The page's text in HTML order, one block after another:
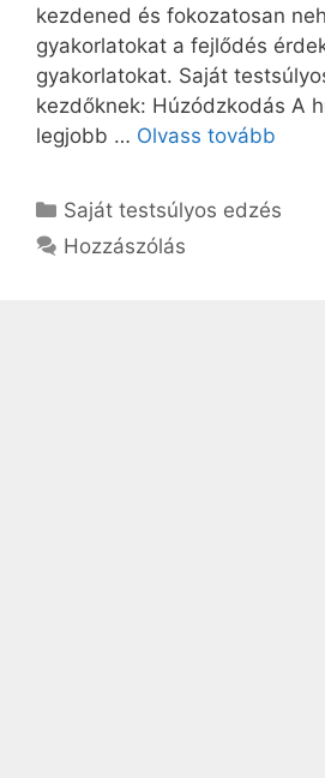
kezdened és fokozatosan
gyakorlatokat a fejlődés
gyakorlatokat. Saját
kezdőknek: Húzódzkodás A
legjobb … Olvass tovább
Kategória
Saját testsúlyos edzés
Hozzászólás